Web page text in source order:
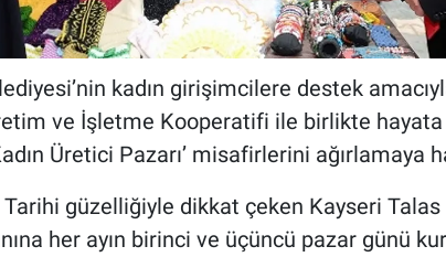
kadın girişimcilere destek
ve İşletme Kooperatifi ile birlikte
Üretici Pazarı’ misafirlerini ağırlamaya
Tarihi güzelliğiyle dikkat çeken Kayseri
her ayın birinci ve üçüncü pazar günü